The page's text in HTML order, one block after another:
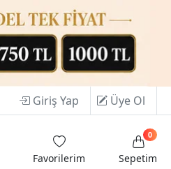
Giriş Yap Üye Ol
Favorilerim Sepetim
0